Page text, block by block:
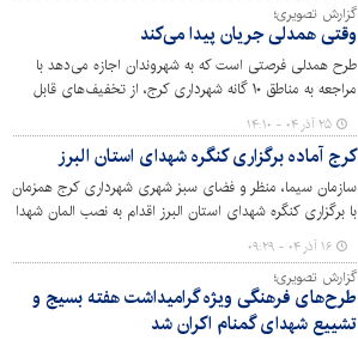
"کار خوب در استان البرز به سراسر کشور منتقل می‌شود."
گزارش تصویری؛
وقتی همدلی جریان پیدا می‌کند
طرح همدلی فرصتی است که به شهروندان اجازه می‌دهد با
مراجعه به مناطق ۱۰ گانه شهرداری کرج، از تخفیف‌های قابل
توجهی در پرداخت عوارض بهره‌مند شوند. این طرح با توجه به
استقبال کم‌نظیر و درخواست شهروندان محترم تا پایان ۲۲
دی ماه ۱۴۰۴ تمدید شد.
۲۵ آذر ۰۴ - ۱۴:۱۰
کرج آماده برگزاری کنگره شهدای استان البرز
سازمان سیما، منظر و فضای سبز شهری شهرداری کرج همزمان
با برگزاری کنگره شهدای استان البرز اقدام به نصب المان شهدا
و اکران طرح‌های فرهنگی در سطح شهر کرده است.
۱۶ آذر ۰۴ - ۰۹:۲۹
گزارش تصویری؛
طرح‌های فرهنگی ویژه گرامیداشت هفته بسیج و
تشییع شهدای گمنام اکران شد